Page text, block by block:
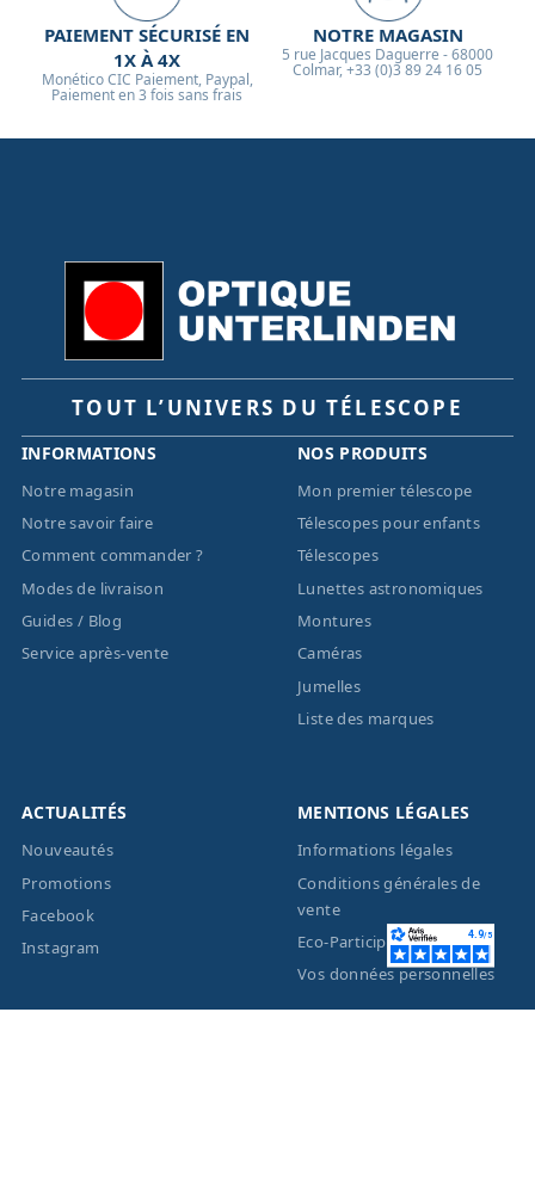
PAIEMENT SÉCURISÉ EN
1X À 4X
Monético CIC Paiement, Paypal,
Paiement en 3 fois sans frais
NOTRE MAGASIN
5 rue Jacques Daguerre - 68000
Colmar, +33 (0)3 89 24 16 05
TOUT L’UNIVERS DU TÉLESCOPE
INFORMATIONS
Notre magasin
Notre savoir faire
Comment commander ?
Modes de livraison
Guides / Blog
Service après-vente
NOS PRODUITS
Mon premier télescope
Télescopes pour enfants
Télescopes
Lunettes astronomiques
Montures
Caméras
Jumelles
Liste des marques
ACTUALITÉS
Nouveautés
Promotions
Facebook
Instagram
MENTIONS LÉGALES
Informations légales
Conditions générales de
vente
Eco-Participation
Vos données personnelles